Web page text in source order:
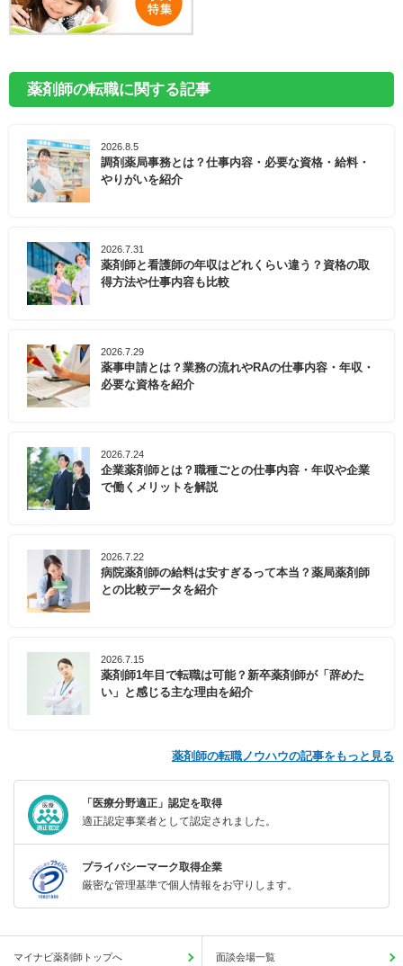
薬剤師の転職に関する記事
2026.8.5
調剤薬局事務とは？仕事内容・必要な資格・給料・
やりがいを紹介
2026.7.31
薬剤師と看護師の年収はどれくらい違う？資格の取
得方法や仕事内容も比較
2026.7.29
薬事申請とは？業務の流れやRAの仕事内容・年収・
必要な資格を紹介
2026.7.24
企業薬剤師とは？職種ごとの仕事内容・年収や企業
で働くメリットを解説
2026.7.22
病院薬剤師の給料は安すぎるって本当？薬局薬剤師
との比較データを紹介
2026.7.15
薬剤師1年目で転職は可能？新卒薬剤師が「辞めた
い」と感じる主な理由を紹介
薬剤師の転職ノウハウの記事をもっと見る
「医療分野適正」認定を取得
適正認定事業者として認定されました。
プライバシーマーク取得企業
厳密な管理基準で個人情報をお守りします。
マイナビ薬剤師トップへ 面談会場一覧